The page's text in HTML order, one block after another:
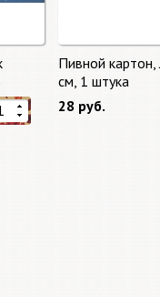
Пивной
cм, 1 штука
28 руб.